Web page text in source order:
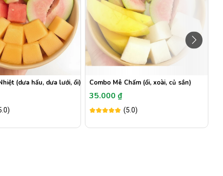
(dưa hấu, dưa lưới, ổi) Combo Mê Chấm (ổi, xoài, củ sắn)
35.000 ₫
(5.0)